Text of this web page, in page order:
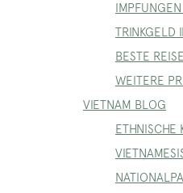
TRINKGELD
BESTE
WEITERE
VIETNAM BLOG
ETHNISCHE